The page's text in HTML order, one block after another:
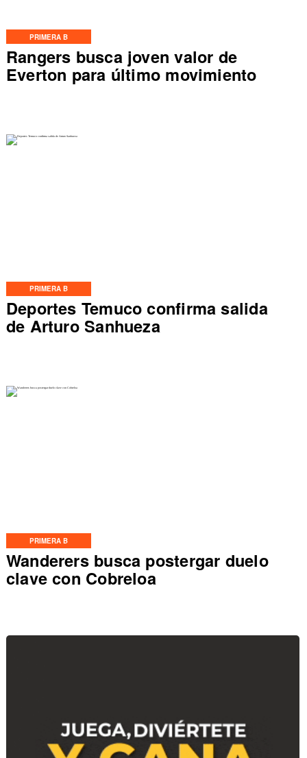
PRIMERA B
Rangers busca joven valor de
Everton para último movimiento
PRIMERA B
Deportes Temuco confirma salida
de Arturo Sanhueza
PRIMERA B
Wanderers busca postergar duelo
clave con Cobreloa